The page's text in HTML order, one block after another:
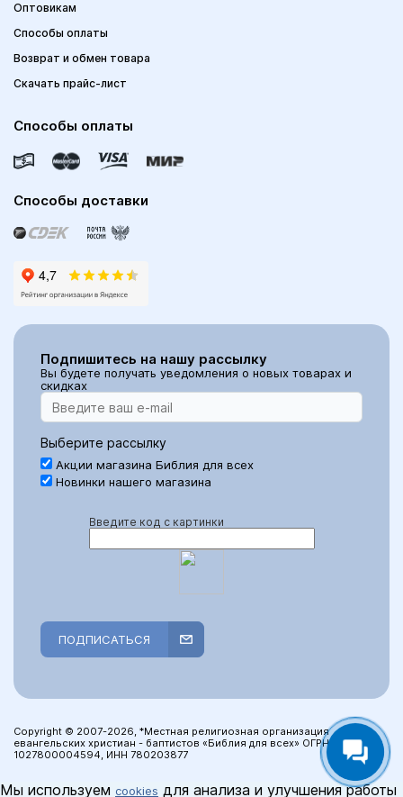
Оптовикам
Способы оплаты
Возврат и обмен товара
Скачать прайс-лист
Способы оплаты
Способы доставки
Подпишитесь на нашу рассылку
Вы будете получать уведомления о новых товарах и
скидках
Выберите рассылку
Акции магазина Библия для всех
Новинки нашего магазина
Введите код с картинки
ПОДПИСАТЬСЯ
Copyright © 2007-2026, *Местная религиозная организация
евангельских христиан - баптистов «Библия для всех» ОГРН:
1027800004594, ИНН 780203877
Мы используем cookies для анализа и улучшения работы